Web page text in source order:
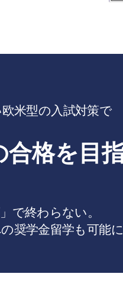
米型の入試対策で
合格を目
で終わらない。
奨学金留学も可能